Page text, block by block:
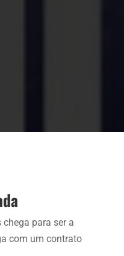
chega para ser a
com um contrato